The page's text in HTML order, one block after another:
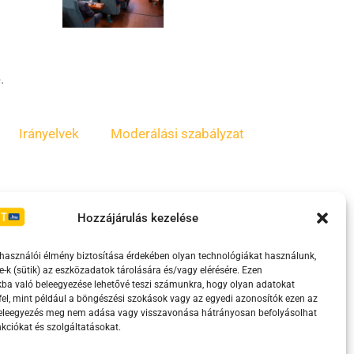
Hozzájárulás kezelése
élmény biztosítása érdekében olyan technológiákat használunk,
k (sütik) az eszközadatok tárolására és/vagy elérésére. Ezen
való beleegyezése lehetővé teszi számunkra, hogy olyan adatokat
mint például a böngészési szokások vagy az egyedi azonosítók ezen az
meg nem adása vagy visszavonása hátrányosan befolyásolhat
és szolgáltatásokat.
Irányelvek Moderálási szabályzat
támogatja.